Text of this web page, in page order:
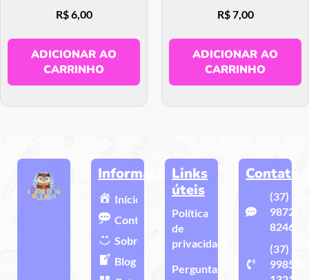
R$6,00
ADICIONAR AO
CARRINHO
R$7,00
ADICIONAR AO
CARRINHO
Informações
Início
Contato
Sobre
Blog
Links
úteis
Política
de
privacidade
Perguntas
Contato
(37)
9872-
8246
(37)
99858-